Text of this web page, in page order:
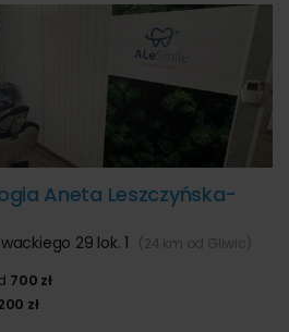
Aneta Leszczyńska-
29 lok. 1 (24 km od Gliwic)
700 zł
zł